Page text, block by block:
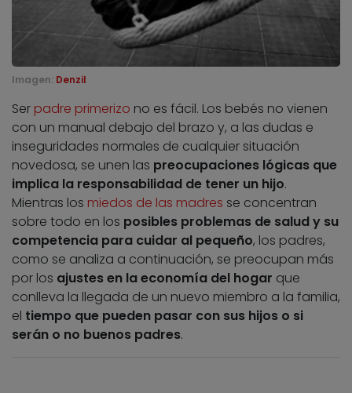
Imagen: Denzil
Ser padre primerizo no es fácil. Los bebés no vienen
con un manual debajo del brazo y, a las dudas e
inseguridades normales de cualquier situación
novedosa, se unen las preocupaciones lógicas que
implica la responsabilidad de tener un hijo.
Mientras los miedos de las madres se concentran
sobre todo en los posibles problemas de salud y su
competencia para cuidar al pequeño, los padres,
como se analiza a continuación, se preocupan más
por los ajustes en la economía del hogar que
conlleva la llegada de un nuevo miembro a la familia,
el tiempo que pueden pasar con sus hijos o si
serán o no buenos padres.